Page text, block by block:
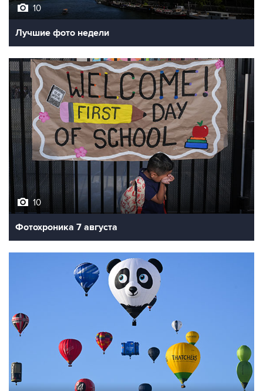
10
Лучшие фото недели
10
Фотохроника 7 августа